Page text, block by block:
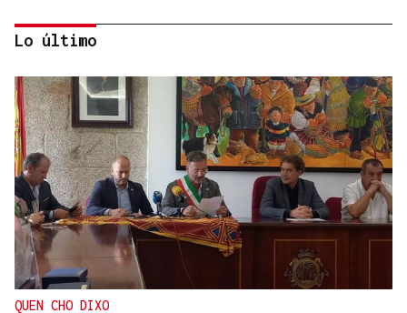
ECLIPSE EN ESPAÑA
Iberia fletará un vuelo especial para contemplar el
eclipse total de Sol desde el aire
Lo último
QUEN CHO DIXO